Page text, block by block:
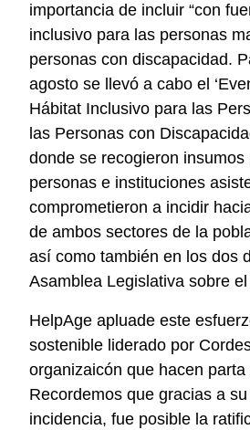
importancia de incluir “con
inclusivo para las personas
personas con discapacidad.
agosto se llevó a cabo el
Hábitat Inclusivo para las
las Personas con
donde se recogieron
personas e instituciones
comprometieron a incidir
de ambos sectores de la
así como también en los dos
Asamblea Legislativa sobre
HelpAge apluade este
sostenible liderado por
organizaicón que hacen
Recordemos que gracias a
incidencia, fue posible la